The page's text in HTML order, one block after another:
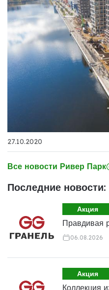
27.10.2020
Все новости Ривер Парк
Последние новости:
Акция
Правдивая
06.08.2026
Акция
Коллекция